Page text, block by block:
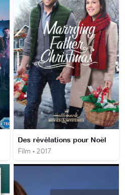
Des révélations pour Noël
Film • 2017